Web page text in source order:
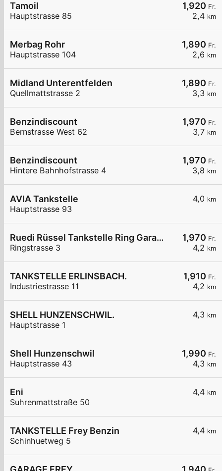
1,920 Fr.
2,4 km
Tamoil
Hauptstrasse 85
1,890 Fr.
2,6 km
Merbag Rohr
Hauptstrasse 104
1,890 Fr.
3,3 km
Midland Unterentfelden
Quellmattstrasse 2
1,970 Fr.
3,7 km
Benzindiscount
Bernstrasse West 62
1,970 Fr.
3,8 km
Benzindiscount
Hintere Bahnhofstrasse 4
4,0 km
AVIA Tankstelle
Hauptstrasse 93
1,970 Fr.
4,2 km
Ruedi Rüssel Tankstelle Ring Garage AG Suhr
Ringstrasse 3
1,910 Fr.
4,2 km
TANKSTELLE ERLINSBACH.
Industriestrasse 11
4,3 km
SHELL HUNZENSCHWIL.
Hauptstrasse 1
1,990 Fr.
4,3 km
Shell Hunzenschwil
Hauptstrasse 43
4,4 km
Eni
Suhrenmattstraße 50
4,4 km
TANKSTELLE Frey Benzin
Schinhuetweg 5